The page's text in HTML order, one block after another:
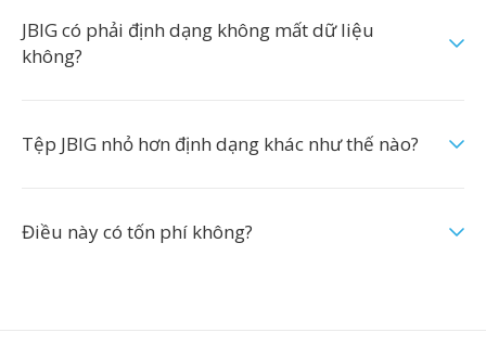
JBIG có phải định dạng không mất dữ liệu
không?
Tệp JBIG nhỏ hơn định dạng khác như thế nào?
Điều này có tốn phí không?